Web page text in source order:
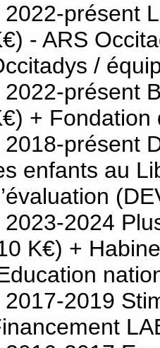
2022-présent
- ARS
/
2022-présent
+ Fondation
2018-présent
enfants au
2023-2024
K€) +
2017-2019